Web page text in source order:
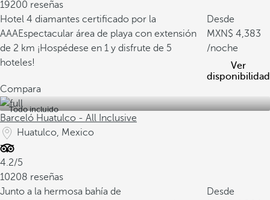
19200 reseñas
Hotel 4 diamantes certificado por la
AAAEspectacular área de playa con extensión
de 2 km ¡Hospédese en 1 y disfrute de 5
hoteles!
Desde
4,383
/noche
Ver
disponibilidad
Compara
Todo incluido
Barceló Huatulco - All Inclusive
Huatulco, Mexico
4.2/5
10208 reseñas
Junto a la hermosa bahía de
Desde